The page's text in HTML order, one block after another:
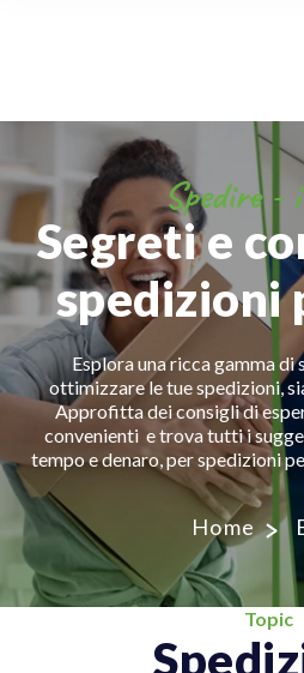
Spedire -
Segreti e
spedizioni
Esplora una ricca gamma
ottimizzare le tue spedizioni,
Approfitta dei consigli di
convenienti e trova tutti i
tempo e denaro, per spedizioni
Home
Topic